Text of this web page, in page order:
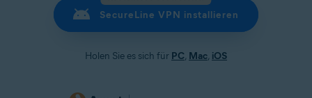
SecureLine VPN installieren
Holen Sie es sich für PC, Mac, iOS